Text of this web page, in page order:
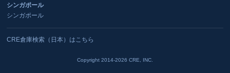
シンガポール
シンガポール
CRE倉庫検索（日本）はこちら
Copyright 2014-2026 CRE, INC.